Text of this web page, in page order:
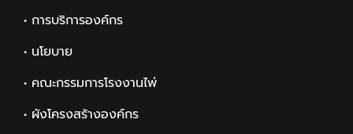
• การบริการองค์กร
• นโยบาย
• คณะกรรมการโรงงานไพ่
• ผังโครงสร้างองค์กร